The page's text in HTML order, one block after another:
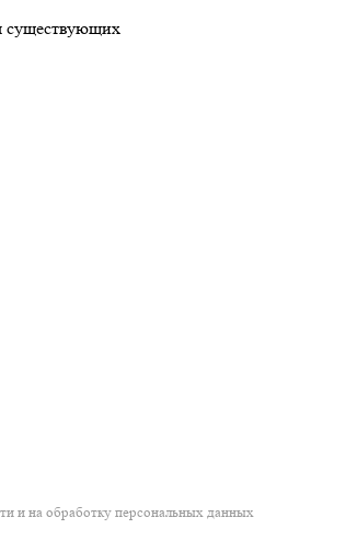
существующих
и на обработку персональных данных